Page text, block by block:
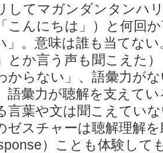
してマガンダンタンハ
こんにちは」）と何回
」。意味は誰も当てな
とか言う声も聞こえた
からない」、語彙力が
語彙力が聴解を支えて
葉や文は聞こえてい
ゼスチャーは聴解理解
）ことも体験して